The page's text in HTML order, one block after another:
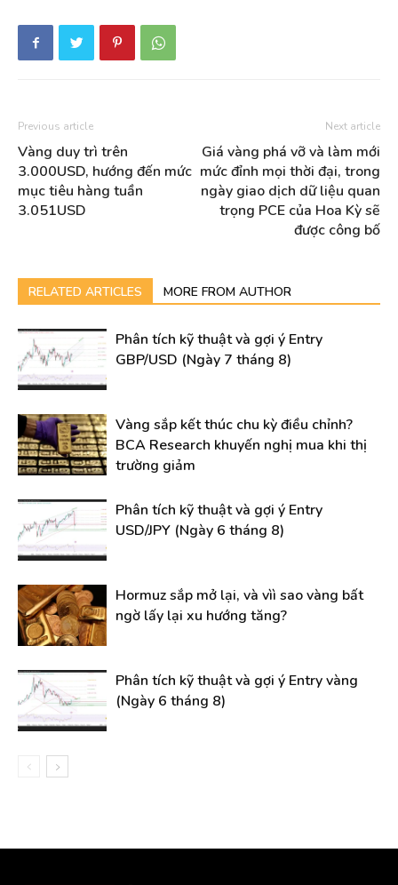
Previous article
Vàng duy trì trên
3.000USD, hướng đến mức
mục tiêu hàng tuần
3.051USD
Next article
Giá vàng phá vỡ và làm mới
mức đỉnh mọi thời đại, trong
ngày giao dịch dữ liệu quan
trọng PCE của Hoa Kỳ sẽ
được công bố
RELATED ARTICLES MORE FROM AUTHOR
Phân tích kỹ thuật và gợi ý Entry
GBP/USD (Ngày 7 tháng 8)
Vàng sắp kết thúc chu kỳ điều chỉnh?
BCA Research khuyến nghị mua khi thị
trường giảm
Phân tích kỹ thuật và gợi ý Entry
USD/JPY (Ngày 6 tháng 8)
Hormuz sắp mở lại, và vìì sao vàng bất
ngờ lấy lại xu hướng tăng?
Phân tích kỹ thuật và gợi ý Entry vàng
(Ngày 6 tháng 8)